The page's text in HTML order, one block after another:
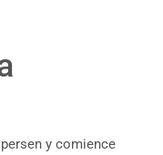
y comience